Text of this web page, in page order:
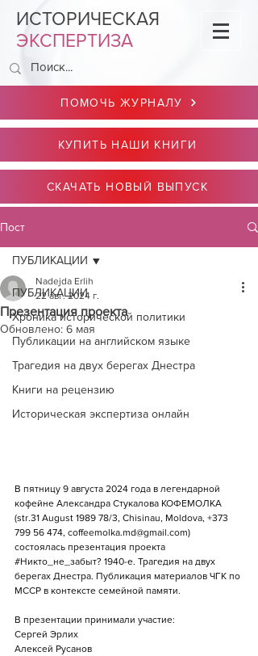
ИСТОРИЧЕСКАЯ
ЭКСПЕРТИЗА
ПОМОЧЬ ЖУРНАЛУ
КУПИТЬ НАШИ КНИГИ
СКАЧАТЬ НОВЫЙ ВЫПУСК
Пост
ПУБЛИКАЦИИ
Хроника исторической политики
Публикации на английском языке
Трагедия на двух берегах Днестра
Книги на рецензию
Историческая экспертиза онлайн
ПУБЛИКАЦИИ
Презентация проекта
Nadejda Erlih
22 авг. 2024 г.
Обновлено: 6 мая
В пятницу 9 августа 2024 года в легендарной
кофейне Александра Стукалова КОФЕМОЛКА
(str.31 August 1989 78/3, Chisinau, Moldova, +373
799 56 474, coffeemolka.md@gmail.com)
состоялась презентация проекта
#Никто_не_забыт? 1940-е. Трагедия на двух
берегах Днестра. Публикация материалов ЧГК по
МССР в контексте семейной памяти.
В презентации принимали участие:
Сергей Эрлих
Алексей Русанов